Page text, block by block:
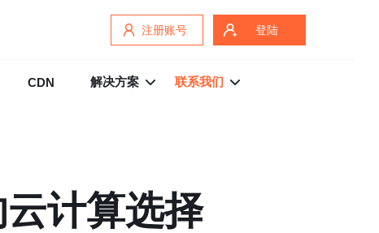
注册账号 登陆
CDN 解决方案 联系我们
计算选择